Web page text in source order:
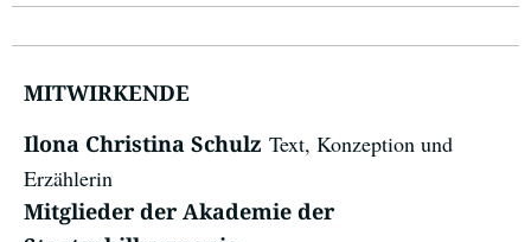
MITWIRKENDE
Ilona Christina Schulz Text, Konzeption und
Erzählerin
Mitglieder der Akademie der